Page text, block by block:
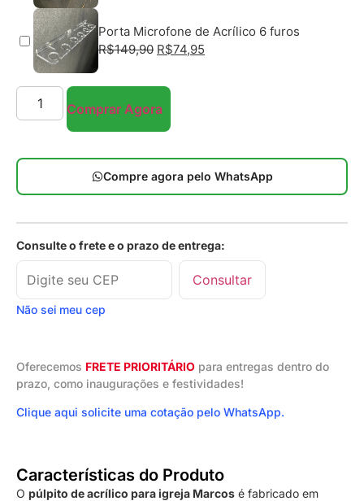
Porta Microfone de Acrílico 6 furos
R$149,90 R$74,95
Comprar Agora
Compre agora pelo WhatsApp
Consulte o frete e o prazo de entrega:
Consultar
Não sei meu cep
Oferecemos FRETE PRIORITÁRIO para entregas dentro do
prazo, como inaugurações e festividades!
Clique aqui solicite uma cotação pelo WhatsApp.
Características do Produto
O púlpito de acrílico para igreja Marcos é fabricado em